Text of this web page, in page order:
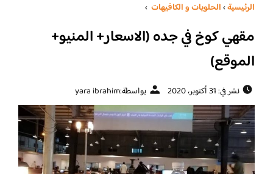
الرئيسية›الحلويات و الكافيهات ‎ ›
مقهي كوخ في جده (الاسعار+ المنيو+
الموقع)
نشر في: 31 أكتوبر، 2020 بواسطة:yara ibrahim